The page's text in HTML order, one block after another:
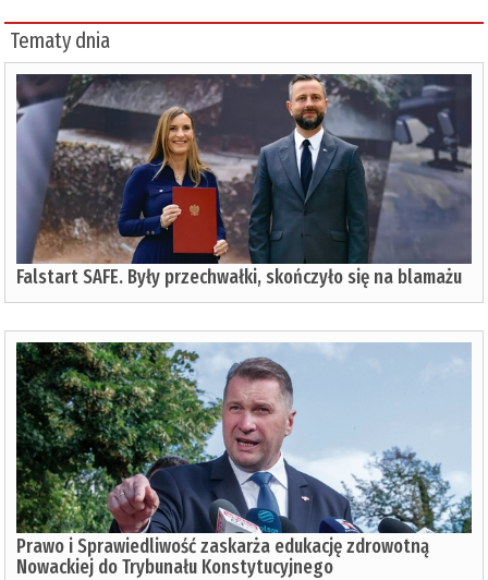
Tematy dnia
Falstart SAFE. Były przechwałki, skończyło się na blamażu
Prawo i Sprawiedliwość zaskarża edukację zdrowotną
Nowackiej do Trybunału Konstytucyjnego